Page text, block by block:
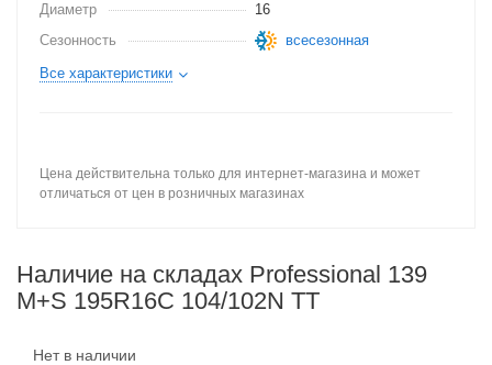
Диаметр
16
Сезонность
всесезонная
Все характеристики
Цена действительна только для интернет-магазина и может
отличаться от цен в розничных магазинах
Наличие на складах Professional 139
M+S 195R16C 104/102N TT
Нет в наличии